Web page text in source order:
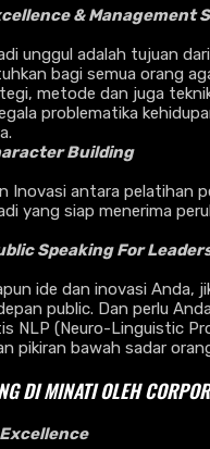
& Management
unggul adalah tujuan
bagi semua orang
metode dan juga
problematika
Building
Inovasi antara pelatihan
yang siap menerima
Speaking For
ide dan inovasi Anda,
public. Dan perlu
NLP (Neuro-Linguistic
pikiran bawah sadar
DI MINATI OLEH